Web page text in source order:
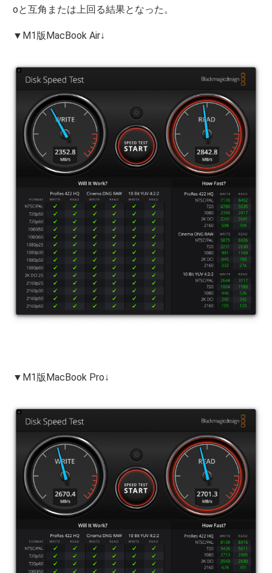
oと互角または上回る結果となった。
▼M1版MacBook Air↓
▼M1版MacBook Pro↓